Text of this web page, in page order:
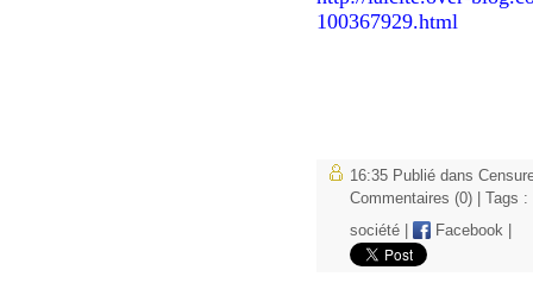
100367929.html
16:35 Publié dans
Commentaires (0) | Tags :
société
Facebook